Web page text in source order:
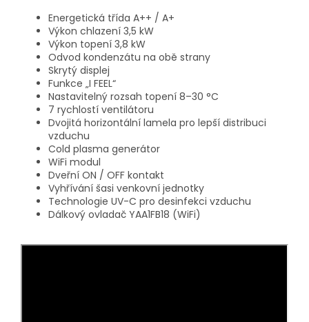
Energetická třída A++ / A+
Výkon chlazení 3,5 kW
Výkon topení 3,8 kW
Odvod kondenzátu na obě strany
Skrytý displej
Funkce „I FEEL“
Nastavitelný rozsah topení 8–30 °C
7 rychlostí ventilátoru
Dvojitá horizontální lamela pro lepší distribuci
vzduchu
Cold plasma generátor
WiFi modul
Dveřní ON / OFF kontakt
Vyhřívání šasi venkovní jednotky
Technologie UV-C pro desinfekci vzduchu
Dálkový ovladač YAA1FB18 (WiFi)